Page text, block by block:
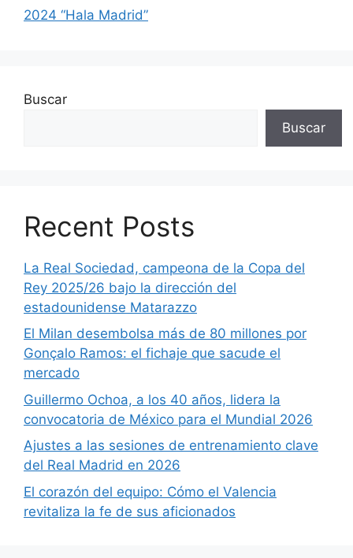
2024 “Hala Madrid”
Buscar
Buscar
Recent Posts
La Real Sociedad, campeona de la Copa del
Rey 2025/26 bajo la dirección del
estadounidense Matarazzo
El Milan desembolsa más de 80 millones por
Gonçalo Ramos: el fichaje que sacude el
mercado
Guillermo Ochoa, a los 40 años, lidera la
convocatoria de México para el Mundial 2026
Ajustes a las sesiones de entrenamiento clave
del Real Madrid en 2026
El corazón del equipo: Cómo el Valencia
revitaliza la fe de sus aficionados